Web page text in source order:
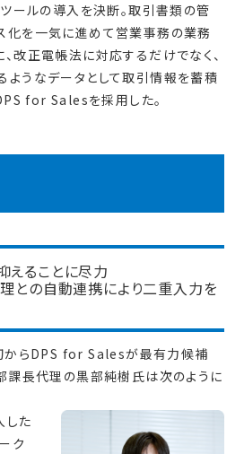
ルの導入を決断。取引書類の管
化を一気に進めて営業事務の業務
改正電帳法に対応するだけでなく、
ようなデータとして取引情報を蓄積
for Salesを採用した。
えることに尽力
との自動連携により二重入力を
からDPS for Salesが最有力候補
課長代理の黒部純樹氏は次のように
した
ク